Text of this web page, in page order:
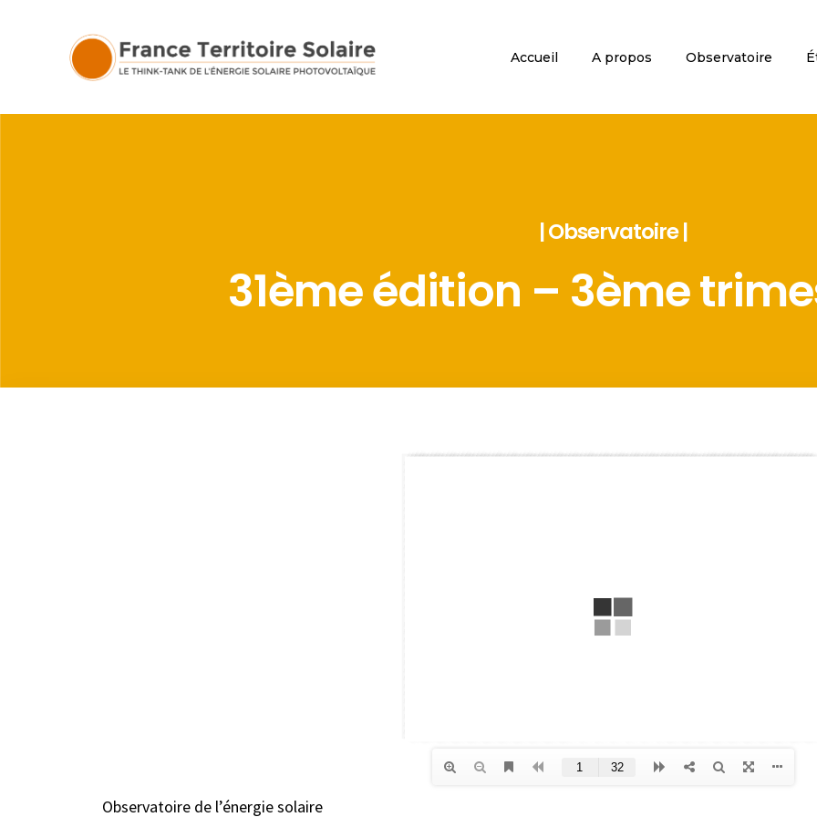
Accueil A propos Observatoire
| Observatoire |
31ème édition – 3ème
Observatoire de l’énergie solaire